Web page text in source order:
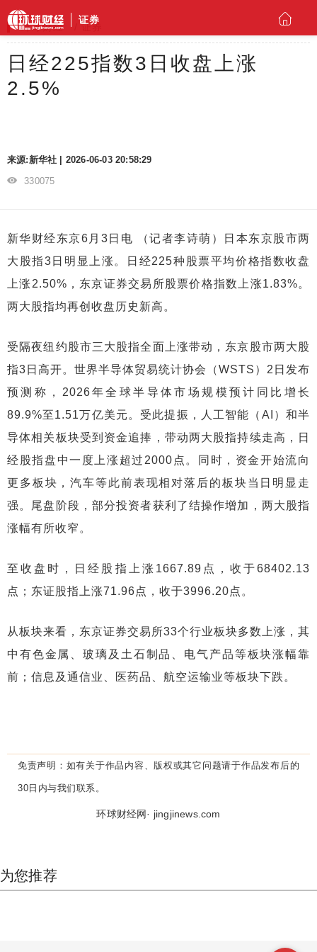
证券
环球财经 证券
日经225指数3日收盘上涨
2.5%
来源:新华社 | 2026-06-03 20:58:29
330075
新华财经东京6月3日电 （记者李诗萌）日本东京股市两
大股指3日明显上涨。日经225种股票平均价格指数收盘
上涨2.50%，东京证券交易所股票价格指数上涨1.83%。
两大股指均再创收盘历史新高。
受隔夜纽约股市三大股指全面上涨带动，东京股市两大股
指3日高开。世界半导体贸易统计协会（WSTS）2日发布
预测称，2026年全球半导体市场规模预计同比增长
89.9%至1.51万亿美元。受此提振，人工智能（AI）和半
导体相关板块受到资金追捧，带动两大股指持续走高，日
经股指盘中一度上涨超过2000点。同时，资金开始流向
更多板块，汽车等此前表现相对落后的板块当日明显走
强。尾盘阶段，部分投资者获利了结操作增加，两大股指
涨幅有所收窄。
至收盘时，日经股指上涨1667.89点，收于68402.13
点；东证股指上涨71.96点，收于3996.20点。
从板块来看，东京证券交易所33个行业板块多数上涨，其
中有色金属、玻璃及土石制品、电气产品等板块涨幅靠
前；信息及通信业、医药品、航空运输业等板块下跌。
免责声明： 如有关于作品内容、版权或其它问题请于作品发布后的
30日内与我们联系。
环球财经网· jingjinews.com
为您推荐